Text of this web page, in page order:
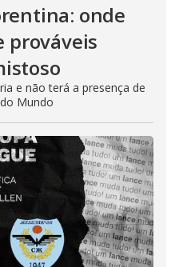
onde
prováveis
e não terá a presença de
Mundo